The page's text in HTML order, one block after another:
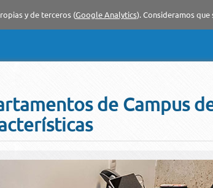
y de terceros (Google Analytics). Consideramos
de Campus